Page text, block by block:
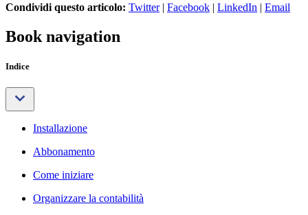
Condividi questo articolo: Twitter| Facebook | LinkedIn | Email
Book navigation
Indice
Installazione
Abbonamento
Come iniziare
Organizzare la contabilità